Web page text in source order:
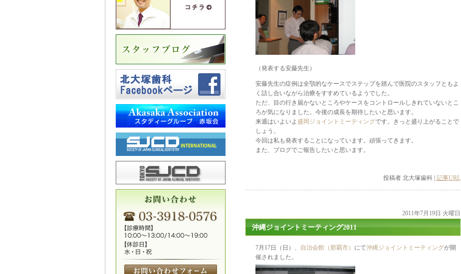
（発表する安藤先生）
安藤先生の症例は全顎的なケースでステップを踏んで医院のスタッフともよ
く話し合いながら治療をすすめているようでした。
ただ、目の行き届かないところやケースをコントロールしきれていないとこ
ろが気になりました。今後の成長を期待したいと思います。
来週はいよいよ 盛岡ジョイントミーティングです。きっと盛り上がることで
しょう。
今回は私も発表することになっています。頑張ってきます。
また、ブログでご報告したいと思います。
投稿者 北大塚歯科 | 記事URL
2011年7月19日 火曜日
沖縄ジョイントミーティング2011
7月17日（日）、 自治会館（那覇市） にて沖縄ジョイントミーティングが開
催されました。